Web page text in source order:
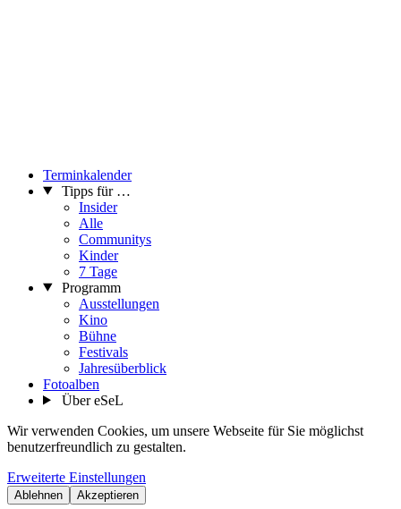
Terminkalender
Tipps für …
Insider
Alle
Communitys
Kinder
7 Tage
Programm
Ausstellungen
Kino
Bühne
Festivals
Jahresüberblick
Fotoalben
Über eSeL
Wir verwenden Cookies, um unsere Webseite für Sie möglichst
benutzerfreundlich zu gestalten.
Erweiterte Einstellungen
Ablehnen Akzeptieren